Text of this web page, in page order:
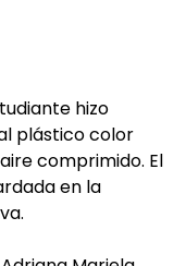
hizo
plástico color
comprimido. El
en la